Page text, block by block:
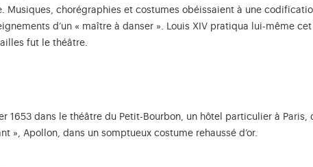
Musiques, chorégraphies et costumes obéissaient à une
d’un « maître à danser ». Louis XIV pratiqua lui-même
fut le théâtre.
1653 dans le théâtre du Petit-Bourbon, un hôtel particulier à Paris,
», Apollon, dans un somptueux costume rehaussé d’or.